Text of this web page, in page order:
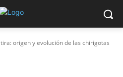
origen y evolución de las chirigotas